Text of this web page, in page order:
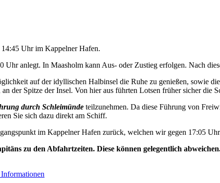
Uhr im Kappelner Hafen.
anlegt. In Maasholm kann Aus- oder Zustieg erfolgen. Nach
auf der idyllischen Halbinsel die Ruhe zu genießen, sowie
der Spitze der Insel. Von hier aus führten Lotsen früher sicher die
durch Schleimünde teilzunehmen. Da diese Führung von
Sie sich dazu direkt am Schiff.
im Kappelner Hafen zurück, welchen wir gegen 17:05
zu den Abfahrtzeiten. Diese können gelegentlich